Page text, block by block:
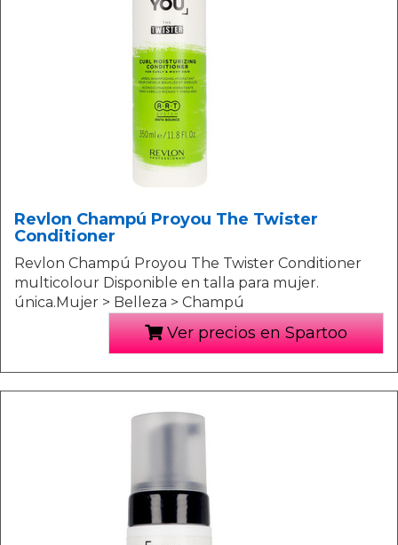
Revlon Champú Proyou The Twister
Conditioner
Revlon Champú Proyou The Twister Conditioner
multicolour Disponible en talla para mujer.
única.Mujer > Belleza > Champú
Ver precios en Spartoo